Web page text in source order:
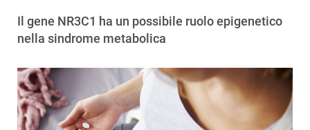
Il gene NR3C1 ha un possibile ruolo epigenetico
nella sindrome metabolica